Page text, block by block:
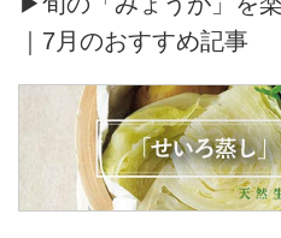
｜7月のおすすめ記事